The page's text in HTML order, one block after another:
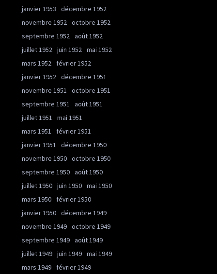
janvier 1953
décembre 1952
novembre 1952
octobre 1952
septembre 1952
août 1952
juillet 1952
juin 1952
mai 1952
mars 1952
février 1952
janvier 1952
décembre 1951
novembre 1951
octobre 1951
septembre 1951
août 1951
juillet 1951
mai 1951
mars 1951
février 1951
janvier 1951
décembre 1950
novembre 1950 octobre 1950
septembre 1950 août 1950
juillet 1950 juin 1950 mai 1950
mars 1950
février 1950
janvier 1950 décembre 1949
novembre 1949 octobre 1949
septembre 1949 août 1949
juillet 1949 juin 1949 mai 1949
mars 1949
février 1949